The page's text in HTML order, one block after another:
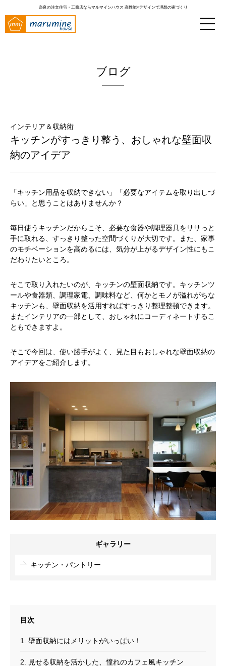
奈良の注文住宅・工務店ならマルマインハウス 高性能×デザインで理想の家づくり
ブログ
インテリア＆収納術
キッチンがすっきり整う、おしゃれな壁面収
納のアイデア
「キッチン用品を収納できない」「必要なアイテムを取り出しづ
らい」と思うことはありませんか？
毎日使うキッチンだからこそ、必要な食器や調理器具をササっと
手に取れる、すっきり整った空間づくりが大切です。また、家事
のモチベーションを高めるには、気分が上がるデザイン性にもこ
だわりたいところ。
そこで取り入れたいのが、キッチンの壁面収納です。キッチンツ
ールや食器類、調理家電、調味料など、何かとモノが溢れがちな
キッチンも、壁面収納を活用すればすっきり整理整頓できます。
またインテリアの一部として、おしゃれにコーディネートするこ
ともできますよ。
そこで今回は、使い勝手がよく、見た目もおしゃれな壁面収納の
アイデアをご紹介します。
ギャラリー
キッチン・パントリー
1. 壁面収納にはメリットがいっぱい！
2. 見せる収納を活かした、憧れのカフェ風キッチン